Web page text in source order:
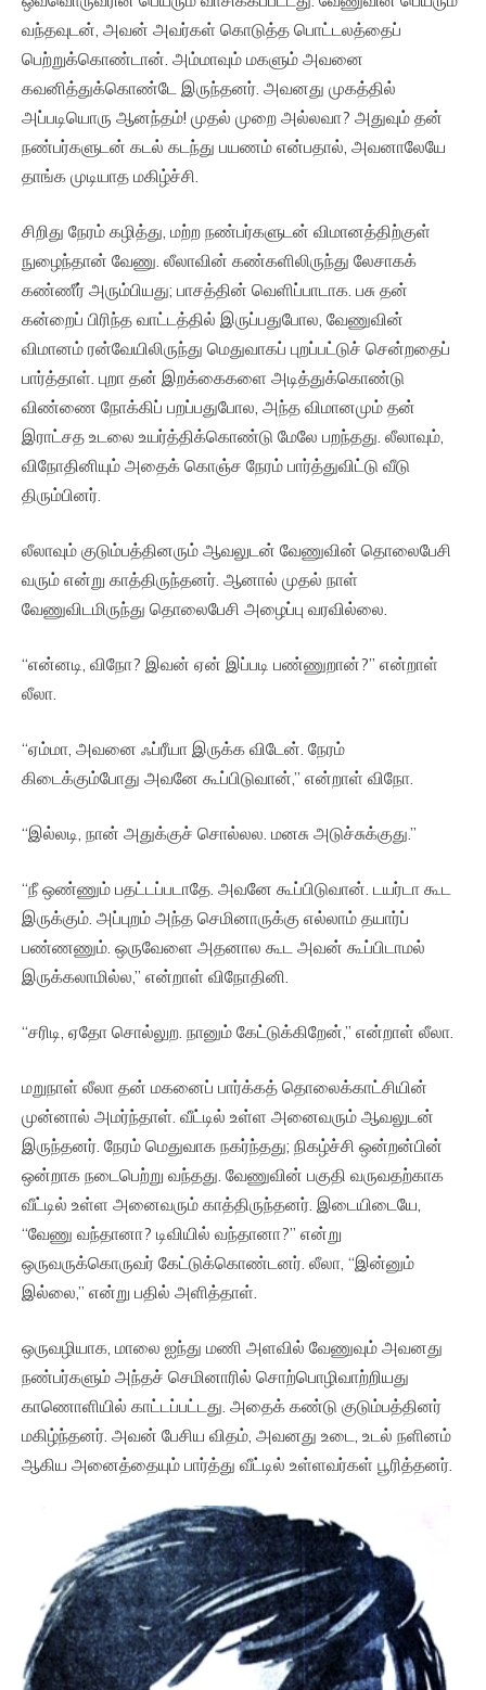
வந்தவுடன், அவன் அவர்கள் கொடுத்த பொட்டலத்தைப்
பெற்றுக்கொண்டான். அம்மாவும் மகளும் அவனை
கவனித்துக்கொண்டே இருந்தனர். அவனது முகத்தில்
அப்படியொரு ஆனந்தம்! முதல் முறை அல்லவா? அதுவும் தன்
நண்பர்களுடன் கடல் கடந்து பயணம் என்பதால், அவனாலேயே
தாங்க முடியாத மகிழ்ச்சி.
சிறிது நேரம் கழித்து, மற்ற நண்பர்களுடன் விமானத்திற்குள்
நுழைந்தான் வேணு. லீலாவின் கண்களிலிருந்து லேசாகக்
கண்ணீர் அரும்பியது; பாசத்தின் வெளிப்பாடாக. பசு தன்
கன்றைப் பிரிந்த வாட்டத்தில் இருப்பதுபோல, வேணுவின்
விமானம் ரன்வேயிலிருந்து மெதுவாகப் புறப்பட்டுச் சென்றதைப்
பார்த்தாள். புறா தன் இறக்கைகளை அடித்துக்கொண்டு
விண்ணை நோக்கிப் பறப்பதுபோல, அந்த விமானமும் தன்
இராட்சத உடலை உயர்த்திக்கொண்டு மேலே பறந்தது. லீலாவும்,
விநோதினியும் அதைக் கொஞ்ச நேரம் பார்த்துவிட்டு வீடு
திரும்பினர்.
லீலாவும் குடும்பத்தினரும் ஆவலுடன் வேணுவின் தொலைபேசி
வரும் என்று காத்திருந்தனர். ஆனால் முதல் நாள்
வேணுவிடமிருந்து தொலைபேசி அழைப்பு வரவில்லை.
“என்னடி, விநோ? இவன் ஏன் இப்படி பண்ணுறான்?” என்றாள்
லீலா.
“ஏம்மா, அவனை ஃப்ரீயா இருக்க விடேன். நேரம்
கிடைக்கும்போது அவனே கூப்பிடுவான்,” என்றாள் விநோ.
“இல்லடி, நான் அதுக்குச் சொல்லல. மனசு அடுச்சுக்குது.”
“நீ ஒண்ணும் பதட்டப்படாதே. அவனே கூப்பிடுவான். டயர்டா கூட
இருக்கும். அப்புறம் அந்த செமினாருக்கு எல்லாம் தயார்ப்
பண்ணணும். ஒருவேளை அதனால கூட அவன் கூப்பிடாமல்
இருக்கலாமில்ல,” என்றாள் விநோதினி.
“சரிடி, ஏதோ சொல்லுற. நானும் கேட்டுக்கிறேன்,” என்றாள் லீலா.
மறுநாள் லீலா தன் மகனைப் பார்க்கத் தொலைக்காட்சியின்
முன்னால் அமர்ந்தாள். வீட்டில் உள்ள அனைவரும் ஆவலுடன்
இருந்தனர். நேரம் மெதுவாக நகர்ந்தது; நிகழ்ச்சி ஒன்றன்பின்
ஒன்றாக நடைபெற்று வந்தது. வேணுவின் பகுதி வருவதற்காக
வீட்டில் உள்ள அனைவரும் காத்திருந்தனர். இடையிடையே,
“வேணு வந்தானா? டிவியில் வந்தானா?” என்று
ஒருவருக்கொருவர் கேட்டுக்கொண்டனர். லீலா, “இன்னும்
இல்லை,” என்று பதில் அளித்தாள்.
ஒருவழியாக, மாலை ஐந்து மணி அளவில் வேணுவும் அவனது
நண்பர்களும் அந்தச் செமினாரில் சொற்பொழிவாற்றியது
காணொளியில் காட்டப்பட்டது. அதைக் கண்டு குடும்பத்தினர்
மகிழ்ந்தனர். அவன் பேசிய விதம், அவனது உடை, உடல் நளினம்
ஆகிய அனைத்தையும் பார்த்து வீட்டில் உள்ளவர்கள் பூரித்தனர்.